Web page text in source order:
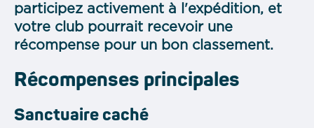
participez activement à l'expédition, et
votre club pourrait recevoir une
récompense pour un bon classement.
Récompenses principales
Sanctuaire caché